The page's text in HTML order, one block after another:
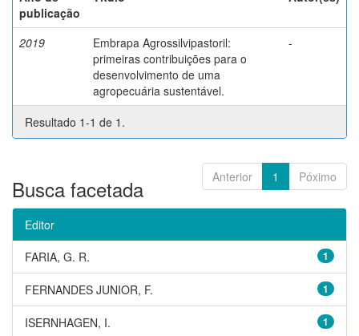
publicação
2019
Embrapa Agrossilvipastoril:
primeiras contribuições para o
desenvolvimento de uma
agropecuária sustentável.
-
Resultado 1-1 de 1.
Anterior 1 Póximo
Busca facetada
Editor
1
FARIA, G. R.
1
FERNANDES JUNIOR, F.
1
ISERNHAGEN, I.